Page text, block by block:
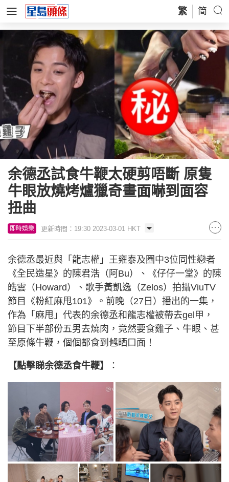
繁 简
余德丞試食牛鞭太硬剪唔斷 原隻
牛眼放燒烤爐獵奇畫面嚇到面容
扭曲
即時娛樂 更新時間：19:30 2023-03-01 HKT
余德丞最近與「龍志權」王雍泰及圈中3位同性戀者
《全民造星》的陳君浩（阿Bu）、《仔仔一堂》的陳
皓雲（Howard）、歌手黃凱逸（Zelos）拍攝ViuTV
節目《粉紅麻甩101》。前晚（27日）播出的一集，
作為「麻甩」代表的余德丞和龍志權被帶去gel甲，
節目下半部份五男去燒肉，竟然要食雞子、牛眼、甚
至原條牛鞭，個個都食到乸晒口面！
【點擊睇余德丞食牛鞭】 ：